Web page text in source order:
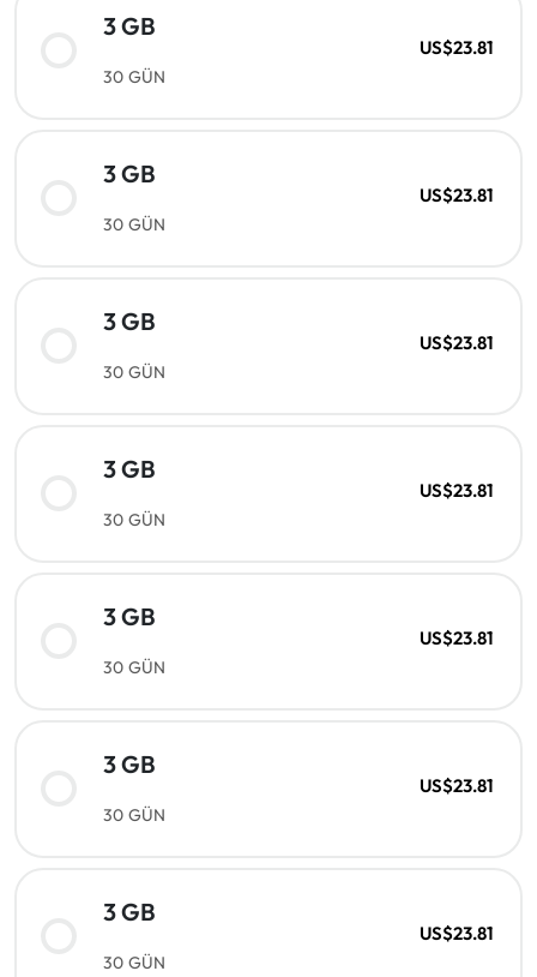
3 GB
30 GÜN
US$23.81
3 GB
30 GÜN
US$23.81
3 GB
30 GÜN
US$23.81
3 GB
30 GÜN
US$23.81
3 GB
30 GÜN
US$23.81
3 GB
30 GÜN
US$23.81
3 GB
30 GÜN
US$23.81